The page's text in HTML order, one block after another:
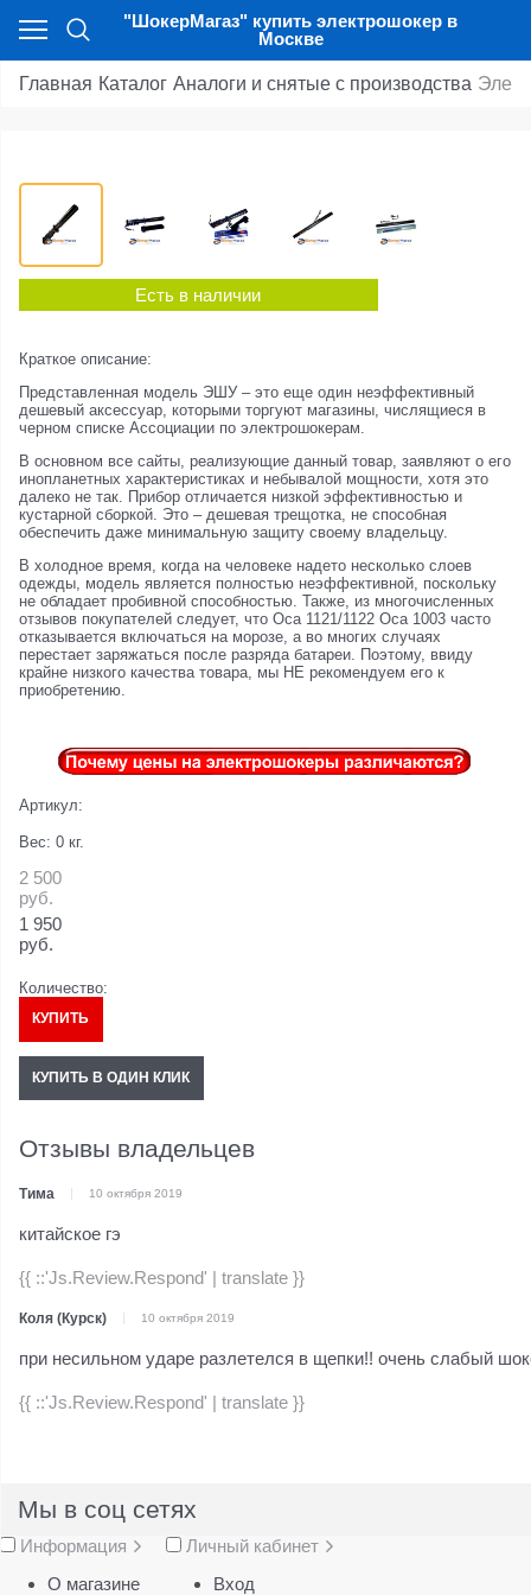
"ШокерМагаз" купить электрошокер в
Москве
Главная Каталог Аналоги и снятые с производства
Есть в наличии
Краткое описание:
Представленная модель ЭШУ – это еще один неэффективный
дешевый аксессуар, которыми торгуют магазины, числящиеся в
черном списке Ассоциации по электрошокерам.
В основном все сайты, реализующие данный товар, заявляют о его
инопланетных характеристиках и небывалой мощности, хотя это
далеко не так. Прибор отличается низкой эффективностью и
кустарной сборкой. Это – дешевая трещотка, не способная
обеспечить даже минимальную защиту своему владельцу.
В холодное время, когда на человеке надето несколько слоев
одежды, модель является полностью неэффективной, поскольку
не обладает пробивной способностью. Также, из многочисленных
отзывов покупателей следует, что Оса 1121/1122 Оса 1003 часто
отказывается включаться на морозе, а во многих случаях
перестает заряжаться после разряда батареи. Поэтому, ввиду
крайне низкого качества товара, мы НЕ рекомендуем его к
приобретению.
Артикул:
Вес: 0 кг.
2 500
руб.
1 950
руб.
Количество:
КУПИТЬ
КУПИТЬ В ОДИН КЛИК
Отзывы владельцев
Тима 10 октября 2019
китайское гэ
{{ ::'Js.Review.Respond' | translate }}
Коля (Курск) 10 октября 2019
при несильном ударе разлетелся в щепки!! очень слабый
{{ ::'Js.Review.Respond' | translate }}
Мы в соц сетях
Информация
О магазине
Личный кабинет
Вход